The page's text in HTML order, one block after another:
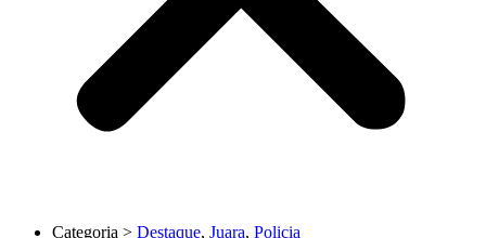
Categoria > Destaque, Juara, Policia